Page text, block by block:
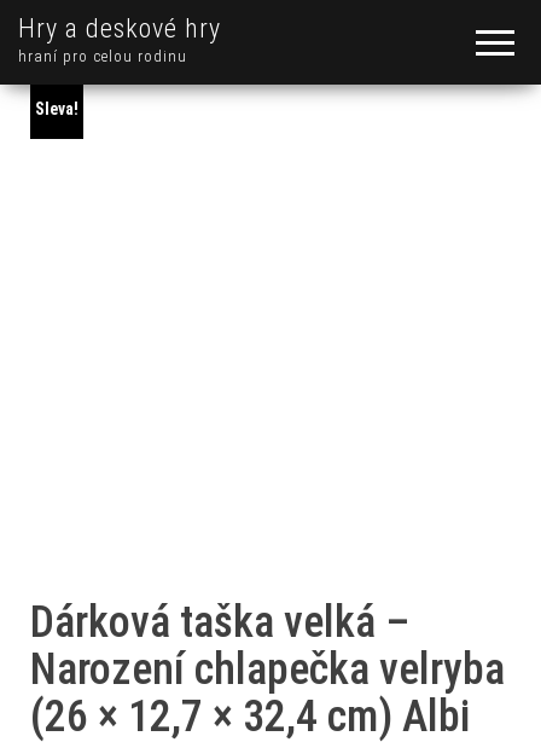
Hry a deskové hry
hraní pro celou rodinu
Sleva!
Dárková taška velká –
Narození chlapečka velryba
(26 × 12,7 × 32,4 cm) Albi